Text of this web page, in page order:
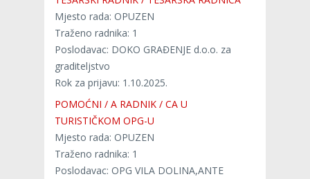
Mjesto rada: OPUZEN
Traženo radnika: 1
Poslodavac: DOKO GRAĐENJE d.o.o. za
graditeljstvo
Rok za prijavu: 1.10.2025.
POMOĆNI / A RADNIK / CA U
TURISTIČKOM OPG-U
Mjesto rada: OPUZEN
Traženo radnika: 1
Poslodavac: OPG VILA DOLINA,ANTE